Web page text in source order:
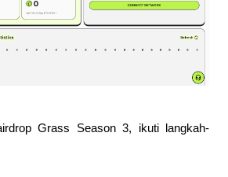
Grass Season 3, ikuti langkah-